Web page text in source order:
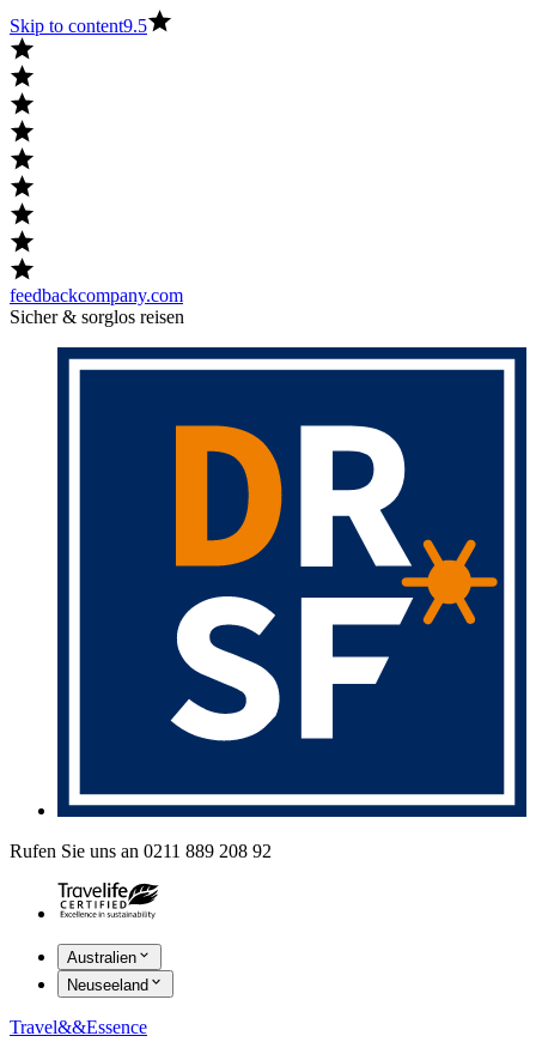
Skip to content9.5
feedbackcompany.com
Sicher & sorglos reisen
Rufen Sie uns an 0211 889 208 92
Australien
Neuseeland
Travel&&Essence